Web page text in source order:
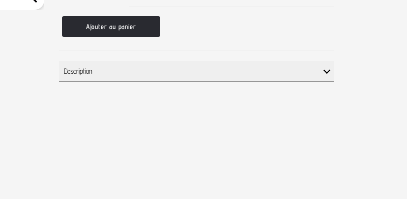
Ajouter au panier
Description